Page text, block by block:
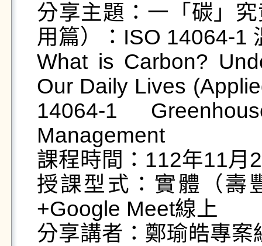
分享主題：一「碳」
用篇）：ISO 14064-1
What is Carbon?
Our Daily Lives
14064-1
Management
課程時間：112年11月
授課型式：實體（壽
+Google Meet線上
分享講者：鄭瑜皓專案